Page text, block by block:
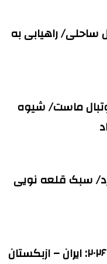
ساحلی/ راهیابی به
ماست/ شیوه
سبک قلعه نویی